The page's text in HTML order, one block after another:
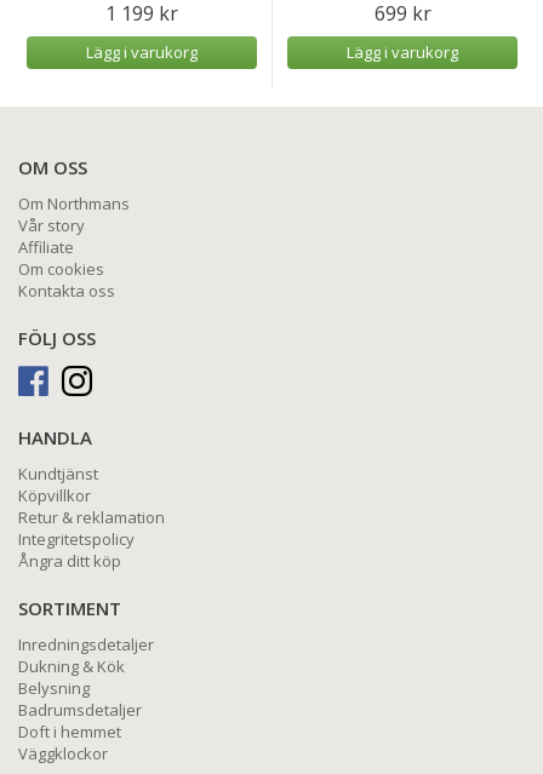
1 199 kr
Lägg i varukorg
699 kr
Lägg i varukorg
OM OSS
Om Northmans
Vår story
Affiliate
Om cookies
Kontakta oss
FÖLJ OSS
HANDLA
Kundtjänst
Köpvillkor
Retur & reklamation
Integritetspolicy
Ångra ditt köp
SORTIMENT
Inredningsdetaljer
Dukning & Kök
Belysning
Badrumsdetaljer
Doft i hemmet
Väggklockor